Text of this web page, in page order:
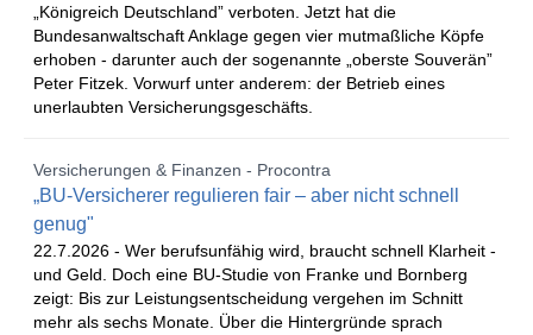
„Königreich Deutschland” verboten. Jetzt hat die
Bundesanwaltschaft Anklage gegen vier mutmaßliche Köpfe
erhoben - darunter auch der sogenannte „oberste Souverän”
Peter Fitzek. Vorwurf unter anderem: der Betrieb eines
unerlaubten Versicherungsgeschäfts.
Versicherungen & Finanzen - Procontra
„BU-Versicherer regulieren fair – aber nicht schnell
genug"
22.7.2026 - Wer berufsunfähig wird, braucht schnell Klarheit -
und Geld. Doch eine BU-Studie von Franke und Bornberg
zeigt: Bis zur Leistungsentscheidung vergehen im Schnitt
mehr als sechs Monate. Über die Hintergründe sprach